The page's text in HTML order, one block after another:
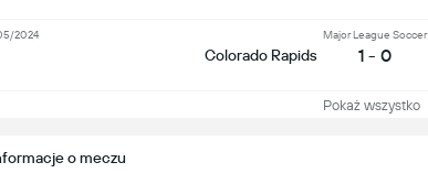
o meczu
Colorado Rapids
Major League Soccer
1 - 0
2024
Pokaż wszystko